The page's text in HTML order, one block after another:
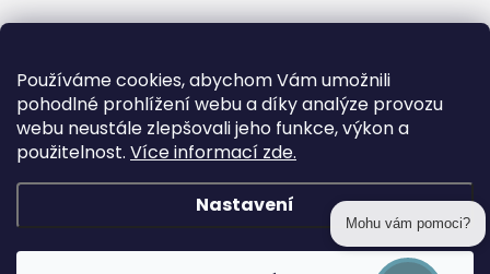
Používáme cookies, abychom Vám umožnili
pohodlné prohlížení webu a díky analýze provozu
webu neustále zlepšovali jeho funkce, výkon a
použitelnost. Více informací zde.
Nastavení
Copyright 2026prohackovani.cz. Všechna práva vyhrazena.
Mohu vám pomoci?